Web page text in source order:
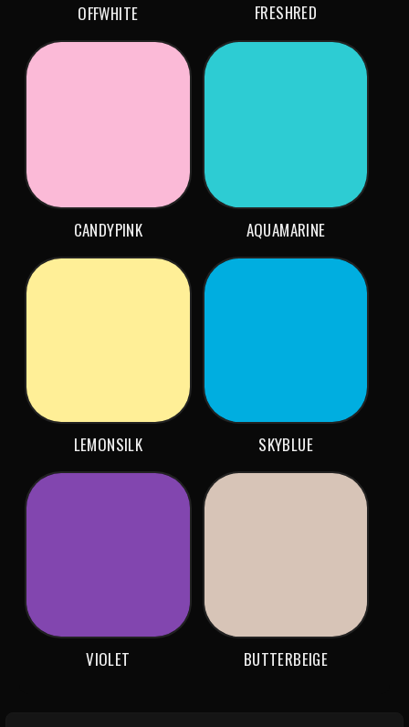
OFFWHITE FRESHRED
CANDYPINK AQUAMARINE
LEMONSILK SKYBLUE
VIOLET BUTTERBEIGE